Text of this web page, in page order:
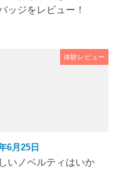
ッジをレビュー！
体験レビュー
6月25日
いノベルティはいか